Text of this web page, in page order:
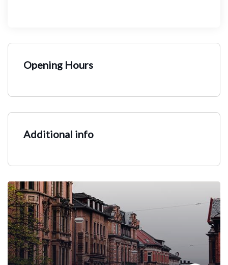
Opening Hours
Additional info